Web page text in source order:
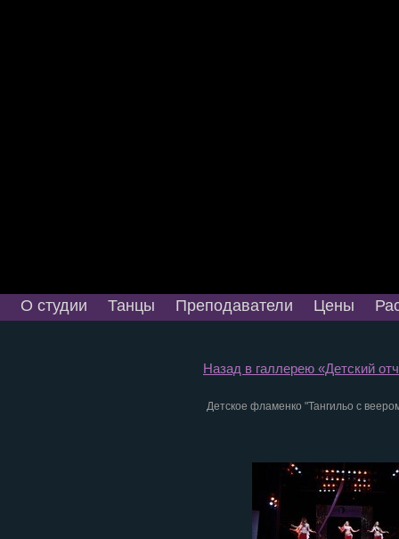
О студии Танцы Преподаватели Цены
Назад в галлерею «Детский
Детское фламенко "Тангильо с